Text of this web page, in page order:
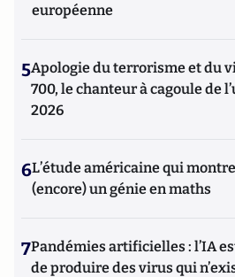
européenne
5Apologie du terrorisme et du
700, le chanteur à cagoule de
2026
6L’étude américaine qui montre
(encore) un génie en maths
7Pandémies artificielles : l’IA
de produire des virus qui